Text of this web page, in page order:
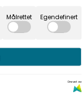
Målrettet Egendefinert
Drevet av